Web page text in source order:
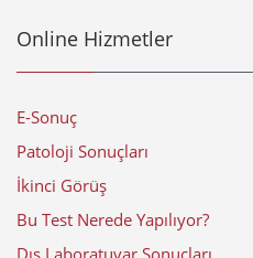
Online Hizmetler
E-Sonuç
Patoloji Sonuçları
İkinci Görüş
Bu Test Nerede Yapılıyor?